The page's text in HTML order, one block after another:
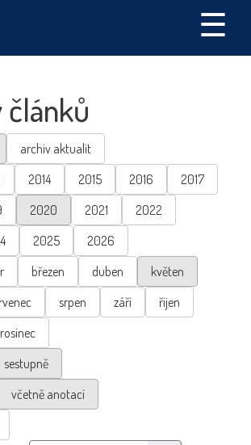
☰
archiv aktualit
2014 2015 2016
2017
2020 2021
2022
2025
2026
březen duben
květen
srpen září
říjen
sestupně
včetně anotací